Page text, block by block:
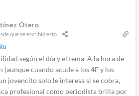
Otero
que se escribió esto
según el día y el tema. A la hora de
(aunque cuando acude a los 4F y los
jovencito solo le interesa si se cobra,
profesional como periodista brilla por